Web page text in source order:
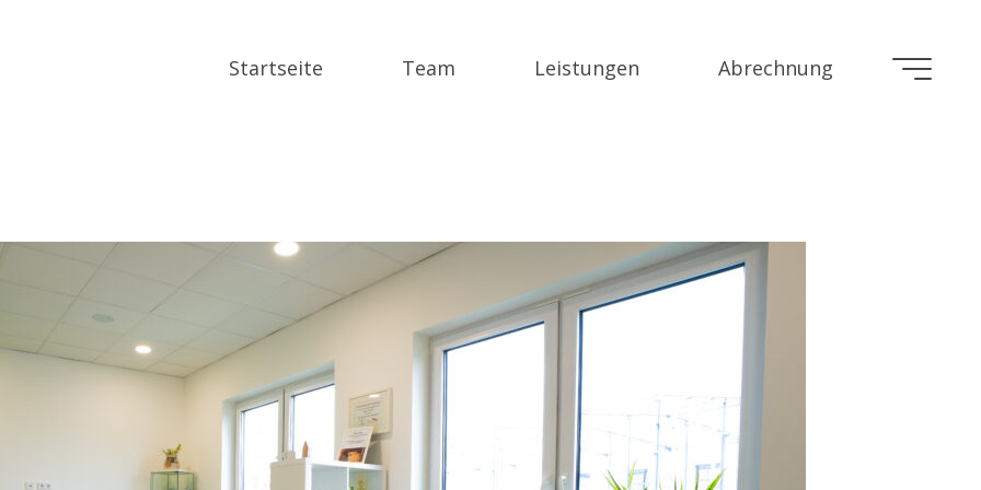
Startseite Team Leistungen Abrechnung